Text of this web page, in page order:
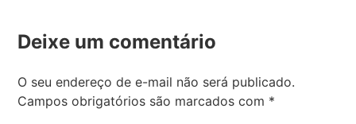
Deixe um comentário
O seu endereço de e-mail não será publicado.
Campos obrigatórios são marcados com *